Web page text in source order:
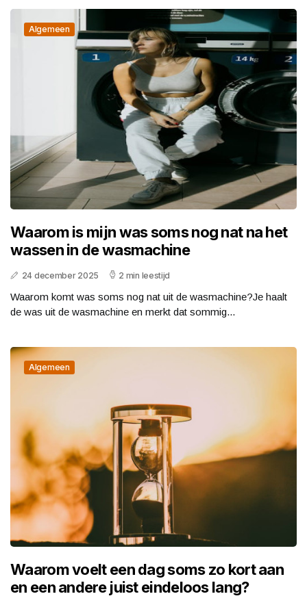
Algemeen
Waarom is mijn was soms nog nat na het
wassen in de wasmachine
24 december 2025 2 min leestijd
Waarom komt was soms nog nat uit de wasmachine?Je haalt
de was uit de wasmachine en merkt dat sommig...
Algemeen
Waarom voelt een dag soms zo kort aan
en een andere juist eindeloos lang?